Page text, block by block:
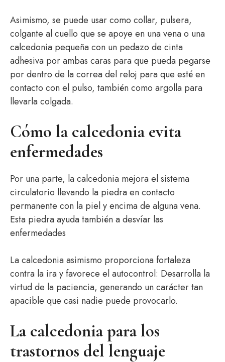
Asimismo, se puede usar como collar, pulsera,
colgante al cuello que se apoye en una vena o una
calcedonia pequeña con un pedazo de cinta
adhesiva por ambas caras para que pueda pegarse
por dentro de la correa del reloj para que esté en
contacto con el pulso, también como argolla para
llevarla colgada.
Cómo la calcedonia evita
enfermedades
Por una parte, la calcedonia mejora el sistema
circulatorio llevando la piedra en contacto
permanente con la piel y encima de alguna vena.
Esta piedra ayudatambién a desvíar las
enfermedades
La calcedonia asimismo proporciona fortaleza
contra la ira y favorece el autocontrol: Desarrolla la
virtud de la paciencia, generando un carácter tan
apacible que casi nadie puede provocarlo.
La calcedonia para los
trastornos del lenguaje